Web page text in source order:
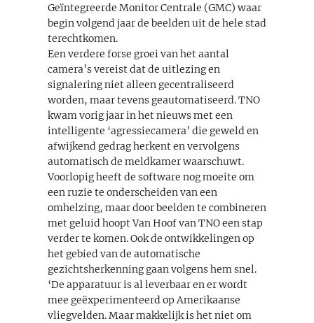
Geïntegreerde Monitor Centrale (GMC) waar
begin volgend jaar de beelden uit de hele stad
terechtkomen.
Een verdere forse groei van het aantal
camera’s vereist dat de uitlezing en
signalering niet alleen gecentraliseerd
worden, maar tevens geautomatiseerd. TNO
kwam vorig jaar in het nieuws met een
intelligente ‘agressiecamera’ die geweld en
afwijkend gedrag herkent en vervolgens
automatisch de meldkamer waarschuwt.
Voorlopig heeft de software nog moeite om
een ruzie te onderscheiden van een
omhelzing, maar door beelden te combineren
met geluid hoopt Van Hoof van TNO een stap
verder te komen. Ook de ontwikkelingen op
het gebied van de automatische
gezichtsherkenning gaan volgens hem snel.
‘De apparatuur is al leverbaar en er wordt
mee geëxperimenteerd op Amerikaanse
vliegvelden. Maar makkelijk is het niet om